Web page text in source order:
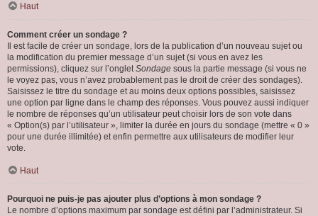
Haut
Comment créer un sondage ?
Il est facile de créer un sondage, lors de la publication d’un nouveau sujet ou
la modification du premier message d’un sujet (si vous en avez les
permissions), cliquez sur l’ongletSondage sous la partie message (si vous ne
le voyez pas, vous n’avez probablement pas le droit de créer des sondages).
Saisissez le titre du sondage et au moins deux options possibles, saisissez
une option par ligne dans le champ des réponses. Vous pouvez aussi indiquer
le nombre de réponses qu’un utilisateur peut choisir lors de son vote dans
« Option(s) par l’utilisateur », limiter la durée en jours du sondage (mettre « 0 »
pour une durée illimitée) et enfin permettre aux utilisateurs de modifier leur
vote.
Haut
Pourquoi ne puis-je pas ajouter plus d’options à mon sondage ?
Le nombre d’options maximum par sondage est défini par l’administrateur. Si